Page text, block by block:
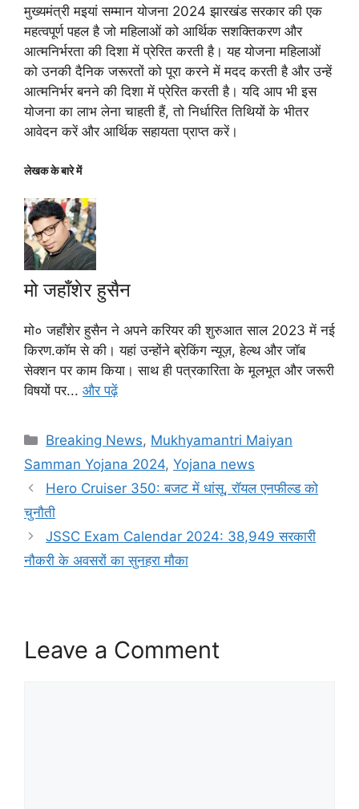
मुख्यमंत्री मइयां सम्मान योजना 2024 झारखंड सरकार की एक
महत्वपूर्ण पहल है जो महिलाओं को आर्थिक सशक्तिकरण और
आत्मनिर्भरता की दिशा में प्रेरित करती है। यह योजना महिलाओं
को उनकी दैनिक जरूरतों को पूरा करने में मदद करती है और उन्हें
आत्मनिर्भर बनने की दिशा में प्रेरित करती है। यदि आप भी इस
योजना का लाभ लेना चाहती हैं, तो निर्धारित तिथियों के भीतर
आवेदन करें और आर्थिक सहायता प्राप्त करें।
लेखक के बारे में
मो जहाँशेर हुसैन
मो० जहाँशेर हुसैन ने अपने करियर की शुरुआत साल 2023 में नई
किरण.कॉम से की। यहां उन्होंने ब्रेकिंग न्यूज़, हेल्थ और जॉब
सेक्शन पर काम किया। साथ ही पत्रकारिता के मूलभूत और जरूरी
विषयों पर... और पढ़ें
Categories
Breaking News, Mukhyamantri Maiyan
Samman Yojana 2024, Yojana news
Hero Cruiser 350: बजट में धांसू, रॉयल एनफील्ड को
चुनौती
JSSC Exam Calendar 2024: 38,949 सरकारी
नौकरी के अवसरों का सुनहरा मौका
Leave a Comment